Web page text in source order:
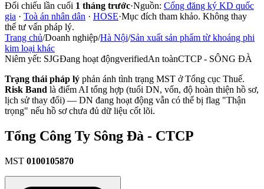
Đối chiếu lần cuối 1 tháng trước·Nguồn: Cổng đăng ký KD quốc
gia · Toà án nhân dân · HOSE·Mục đích tham khảo. Không thay
thế tư vấn pháp lý.
Trang chủ/Doanh nghiệp/Hà Nội/Sản xuất sản phẩm từ khoáng phi
kim loại khác
Niêm yết: SJGĐang hoạt độngverifiedAn toànCTCP - SÔNG ĐÀ
Trạng thái pháp lý phản ánh tình trạng MST ở Tổng cục Thuế.
Risk Band là điểm AI tổng hợp (tuổi DN, vốn, độ hoàn thiện hồ sơ,
lịch sử thay đổi) — DN đang hoạt động vẫn có thể bị flag "Thận
trọng" nếu hồ sơ chưa đủ dữ liệu cốt lõi.
Tổng Công Ty Sông Đà - CTCP
MST 0100105870